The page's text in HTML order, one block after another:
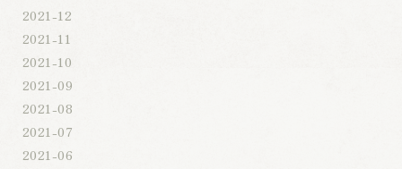
2021-12
2021-11
2021-10
2021-09
2021-08
2021-07
2021-06